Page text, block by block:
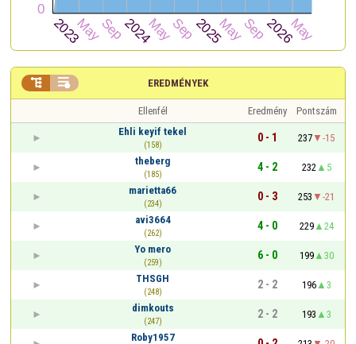
EREDMÉNYEK
 
Ellenfél Eredmény
Pontszám
Ehli keyif tekel
(158)
0 - 1 237
-15
theberg
(185)
4 - 2 232
5
marietta66
(234)
0 - 3 253
-21
avi3664
(262)
4 - 0 229
24
Yo mero
(259)
6 - 0 199
30
THSGH
(248)
2 - 2 196
3
dimkouts
(247)
2 - 2 193
3
Roby1957